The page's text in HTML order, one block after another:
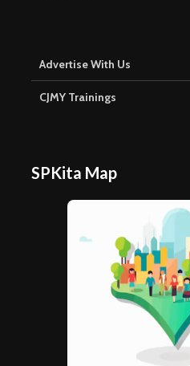
Advertise With Us
CJMY Trainings
SPKita Map